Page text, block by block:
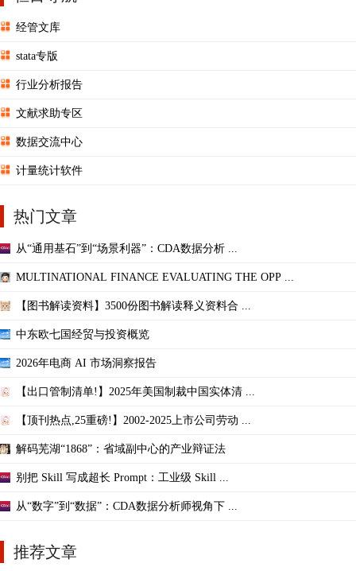
经管文库
stata专版
行业分析报告
文献求助专区
数据交流中心
计量统计软件
热门文章
从“通用基石”到“场景利器”：CDA数据分析 ...
MULTINATIONAL FINANCE EVALUATING THE OPP ...
【图书解读资料】3500份图书解读释义资料合 ...
中东欧七国经贸与投资概览
2026年电商 AI 市场洞察报告
【出口管制清单!】2025年美国制裁中国实体清 ...
【顶刊热点,25重磅!】2002-2025上市公司劳动 ...
解码芜湖“1868”：省域副中心的产业辩证法
别把 Skill 写成超长 Prompt：工业级 Skill ...
从“数字”到“数据”：CDA数据分析师视角下 ...
推荐文章